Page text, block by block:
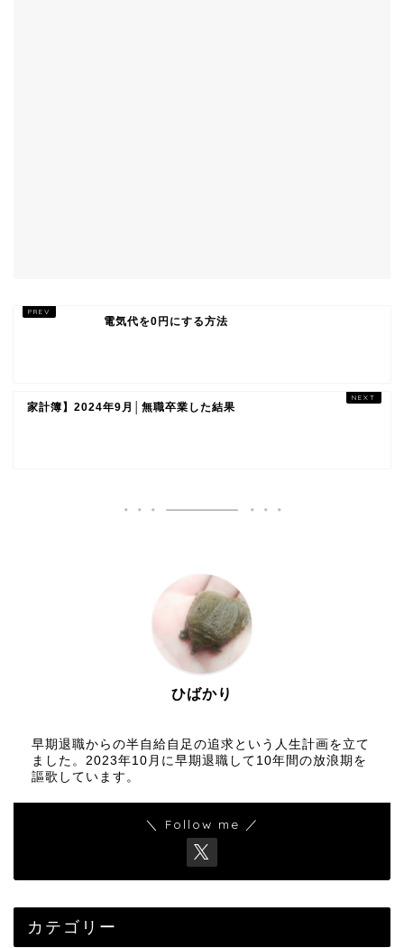
電気代を0円にする方法
家計簿】2024年9月│無職卒業した結果
ひばかり
早期退職からの半自給自足の追求という人生計画を立て
ました。2023年10月に早期退職して10年間の放浪期を
謳歌しています。
＼ Follow me ／
カテゴリー